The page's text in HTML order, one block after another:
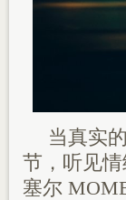
当真实
节，听见
塞尔